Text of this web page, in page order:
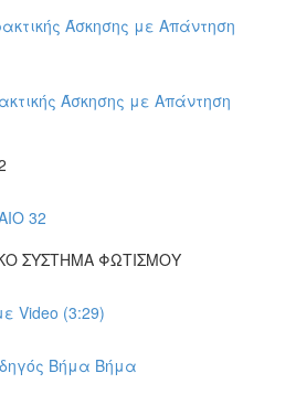
Άσκησης με Απάντηση
Άσκησης με Απάντηση
32
ΣΥΣΤΗΜΑ ΦΩΤΙΣΜΟΥ
Video (3:29)
Βήμα Βήμα